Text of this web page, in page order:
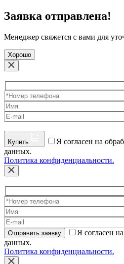
Заявка отправлена!
Менеджер свяжется с вами для
Хорошо
Купить
Я согласен на
данных.
Политика конфиденциальности.
Отправить заявку
Я согласен
данных.
Политика конфиденциальности.